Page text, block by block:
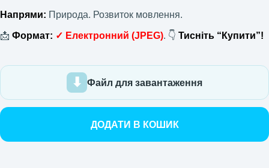
Напрями: Природа. Розвиток мовлення.
📩 Формат: ✓ Електронний (JPEG). 👇 Тисніть “Купити”!
Файл для завантаження
ДОДАТИ В КОШИК